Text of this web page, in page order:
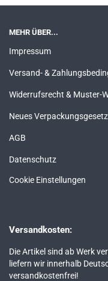
MEHR ÜBER...
Impressum
Versand- &
Widerrufsrecht & Muster-
Neues Verpackungsgesetz
AGB
Datenschutz
Cookie Einstellungen
Versandkosten:
Die Artikel sind ab Werk
liefern wir innerhalb
versandkostenfrei!